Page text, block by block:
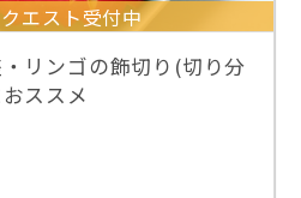
エスト受付中
リンゴの飾切り(切り分
ススメ